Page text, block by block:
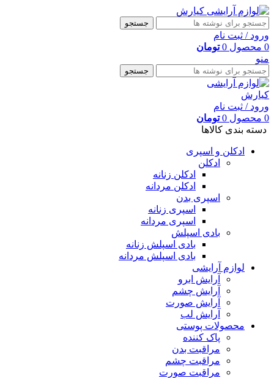
جستجو
ورود / ثبت نام
0 محصول 0 تومان
منو
جستجو
ورود / ثبت نام
0 محصول 0 تومان
دسته بندی کالاها
ادکلن و اسپری
ادکلن
ادکلن زنانه
ادکلن مردانه
اسپری بدن
اسپری زنانه
اسپری مردانه
بادی اسپلش
بادی اسپلش زنانه
بادی اسپلش مردانه
لوازم آرایشی
آرایش ابرو
آرایش چشم
آرایش صورت
آرایش لب
محصولات پوستی
پاک کننده
مراقبت بدن
مراقبت چشم
مراقبت صورت